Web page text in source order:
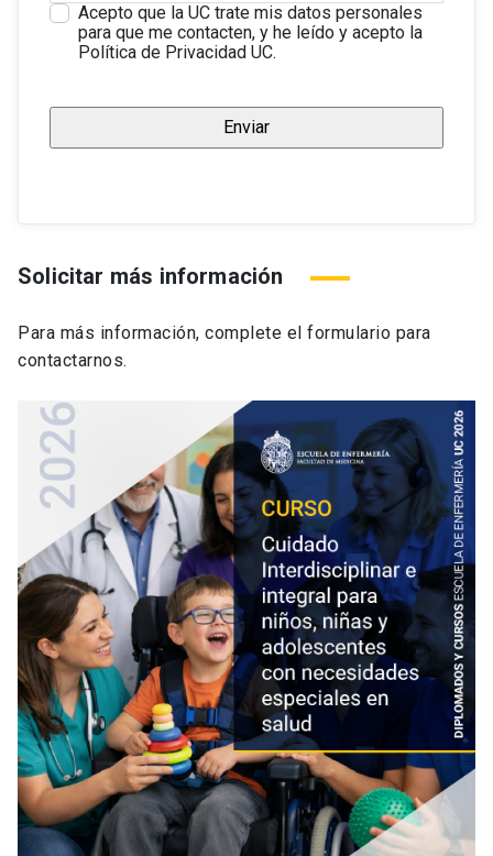
Acepto que la UC trate mis datos personales
para que me contacten, y he leído y acepto la
Política de Privacidad UC.
Solicitar más información
Para más información, complete el formulario para
contactarnos.